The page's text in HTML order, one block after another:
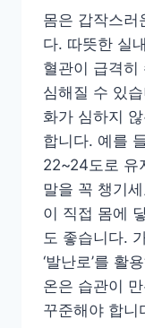
몸은 갑작스러
다. 따뜻한 실
혈관이 급격히
심해질 수 있
화가 심하지
합니다. 예를
22~24도로 유
말을 꼭 챙기
이 직접 몸에
도 좋습니다.
‘발난로’를 활
온은 습관이
꾸준해야 합니